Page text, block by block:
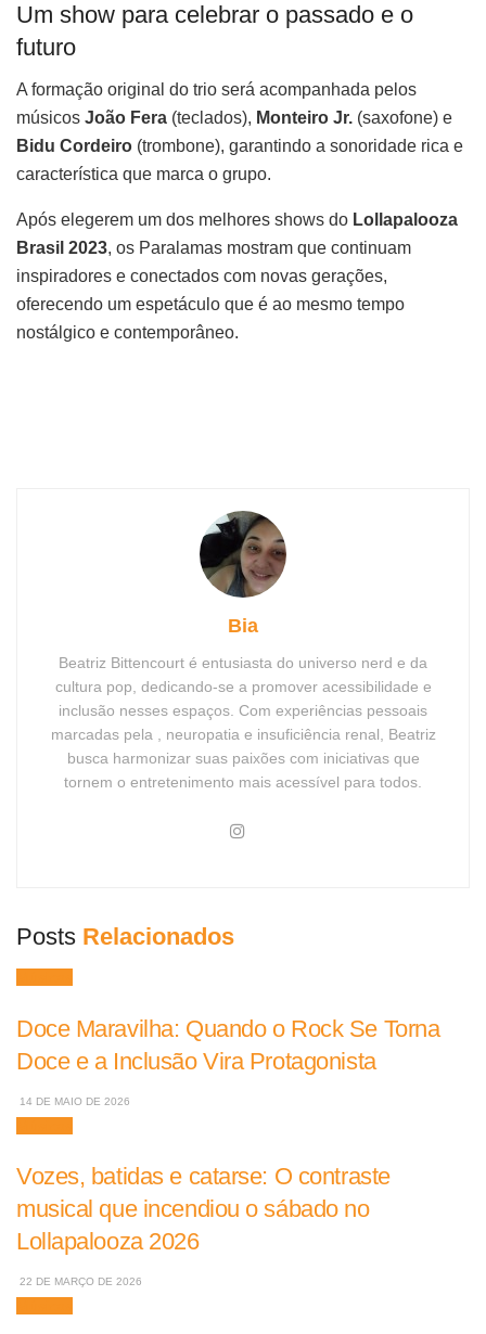
Um show para celebrar o passado e o
futuro
A formação original do trio será acompanhada pelos
músicos João Fera (teclados), Monteiro Jr. (saxofone) e
Bidu Cordeiro (trombone), garantindo a sonoridade rica e
característica que marca o grupo.
Após elegerem um dos melhores shows do Lollapalooza
Brasil 2023, os Paralamas mostram que continuam
inspiradores e conectados com novas gerações,
oferecendo um espetáculo que é ao mesmo tempo
nostálgico e contemporâneo.
Bia
Beatriz Bittencourt é entusiasta do universo nerd e da
cultura pop, dedicando-se a promover acessibilidade e
inclusão nesses espaços. Com experiências pessoais
marcadas pela , neuropatia e insuficiência renal, Beatriz
busca harmonizar suas paixões com iniciativas que
tornem o entretenimento mais acessível para todos.
Posts Relacionados
Doce Maravilha: Quando o Rock Se Torna
Doce e a Inclusão Vira Protagonista
14 DE MAIO DE 2026
Vozes, batidas e catarse: O contraste
musical que incendiou o sábado no
Lollapalooza 2026
22 DE MARÇO DE 2026